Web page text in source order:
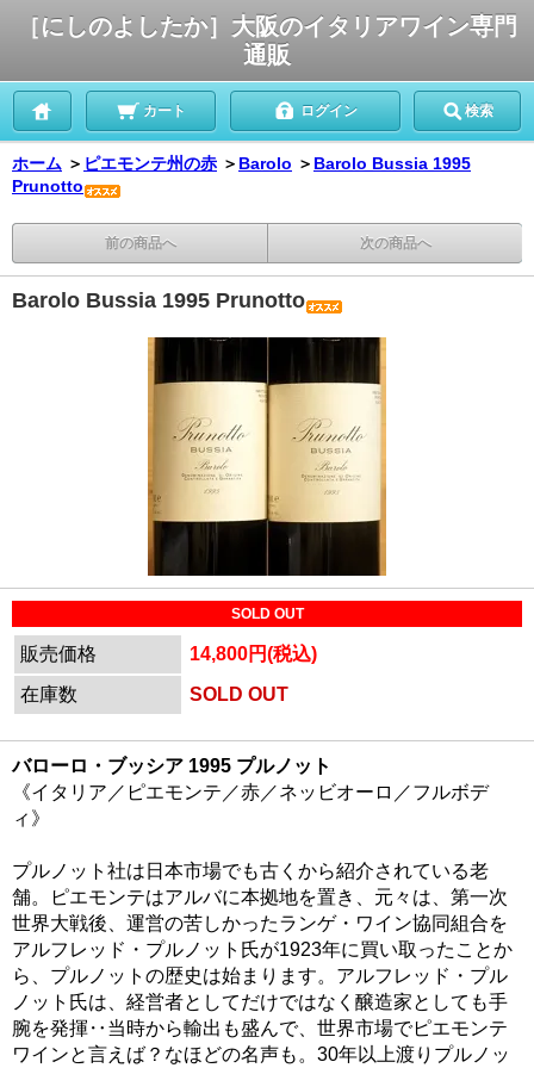
［にしのよしたか］大阪のイタリアワイン専門
通販
カート ログイン 検索
ホーム ＞ ピエモンテ州の赤 ＞ Barolo ＞ Barolo Bussia 1995
Prunotto
前の商品へ 次の商品へ
Barolo Bussia 1995 Prunotto
SOLD OUT
販売価格
14,800円(税込)
在庫数
SOLD OUT
バローロ・ブッシア 1995 プルノット
《イタリア／ピエモンテ／赤／ネッビオーロ／フルボデ
ィ》
プルノット社は日本市場でも古くから紹介されている老
舗。ピエモンテはアルバに本拠地を置き、元々は、第一次
世界大戦後、運営の苦しかったランゲ・ワイン協同組合を
アルフレッド・プルノット氏が1923年に買い取ったことか
ら、プルノットの歴史は始まります。アルフレッド・プル
ノット氏は、経営者としてだけではなく醸造家としても手
腕を発揮‥当時から輸出も盛んで、世界市場でピエモンテ
ワインと言えば？なほどの名声も。30年以上渡りプルノッ